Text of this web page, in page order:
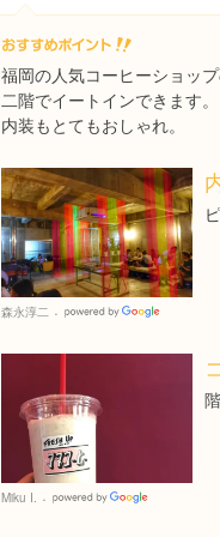
福岡の人気コーヒーショッ
二階でイートインできます。
内装もとてもおしゃれ。
森永淳二
Miku I.